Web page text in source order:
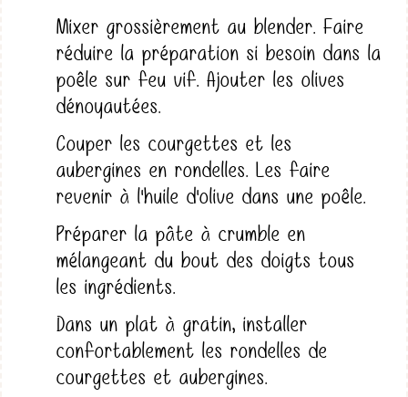
Mixer grossièrement au blender. Faire
réduire la préparation si besoin dans la
poêle sur feu vif. Ajouter les olives
dénoyautées.
Couper les courgettes et les
aubergines en rondelles. Les faire
revenir à l'huile d'olive dans une poêle.
Préparer la pâte à crumble en
mélangeant du bout des doigts tous
les ingrédients.
Dans un plat à gratin, installer
confortablement les rondelles de
courgettes et aubergines.